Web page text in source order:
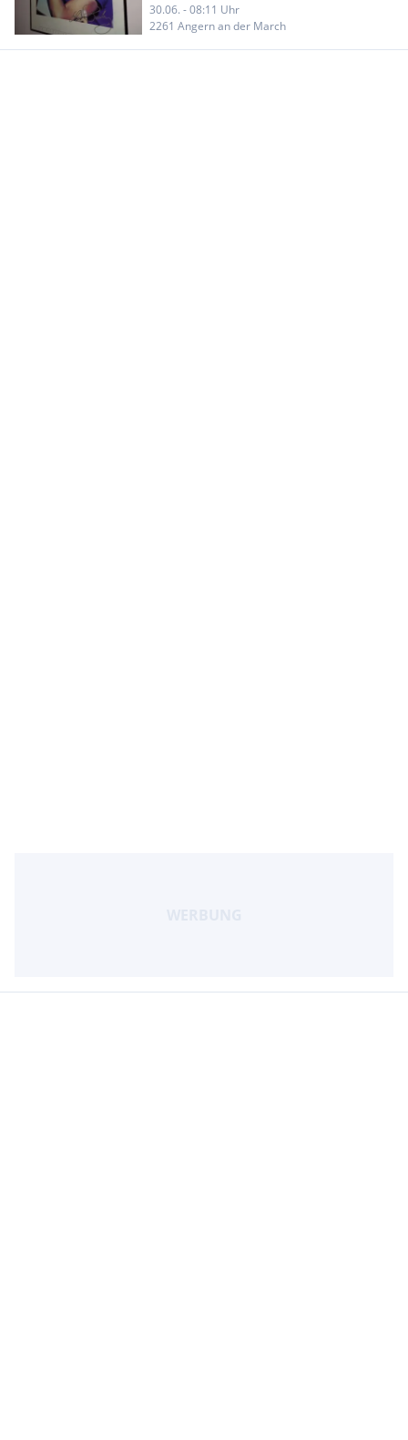
30.06. - 08:11 Uhr
2261 Angern an der March